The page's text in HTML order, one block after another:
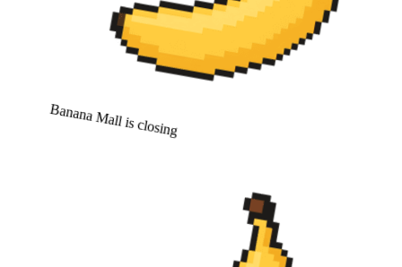
Banana Mall is closing